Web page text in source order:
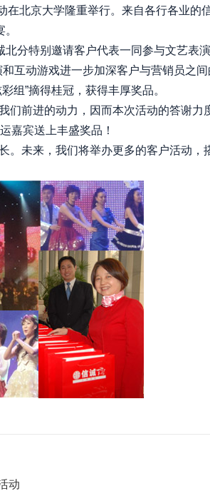
京大学隆重举行。来自各行各业的
分特别邀请客户代表一同参与文艺表
互动游戏进一步加深客户与营销员之
组”摘得桂冠，获得丰厚奖品。
前进的动力，因而本次活动的答谢力
嘉宾送上丰盛奖品！
未来，我们将举办更多的客户活动，
动